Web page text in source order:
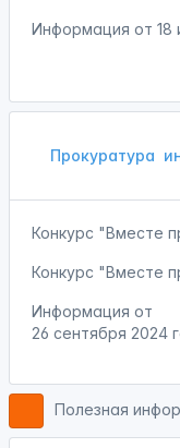
Информация от 18
Прокуратура
Конкурс "Вместе
Конкурс "Вместе
Информация от
26 сентября 2024
Полезная